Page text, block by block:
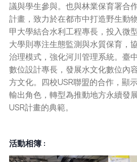
議與學生參與。也與林業保育署合
計畫，致力於在都市中打造野生動
甲大學結合水利工程專長，投入微
大學則專注生態監測與水質保育，
治理模式，強化河川管理系統。臺
數位設計專長，發展水文化數位內
方文化。四校USR聯盟的合作，顯
輸出角色，轉型為推動地方永續發
USR計畫的典範。
活動相簿 :